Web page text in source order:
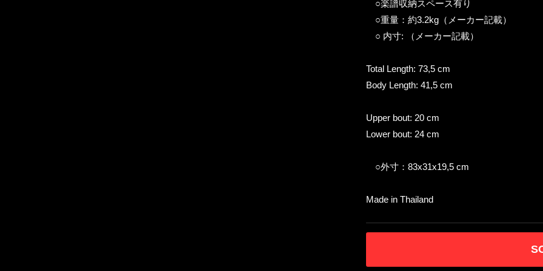
○楽譜収納スペース有り
○重量：約3.2kg（メーカー記載）
○ 内寸: （メーカー記載）
Total Length: 73,5 cm
Body Length: 41,5 cm
Upper bout: 20 cm
Lower bout: 24 cm
○外寸：83x31x19,5 cm
Made in Thailand